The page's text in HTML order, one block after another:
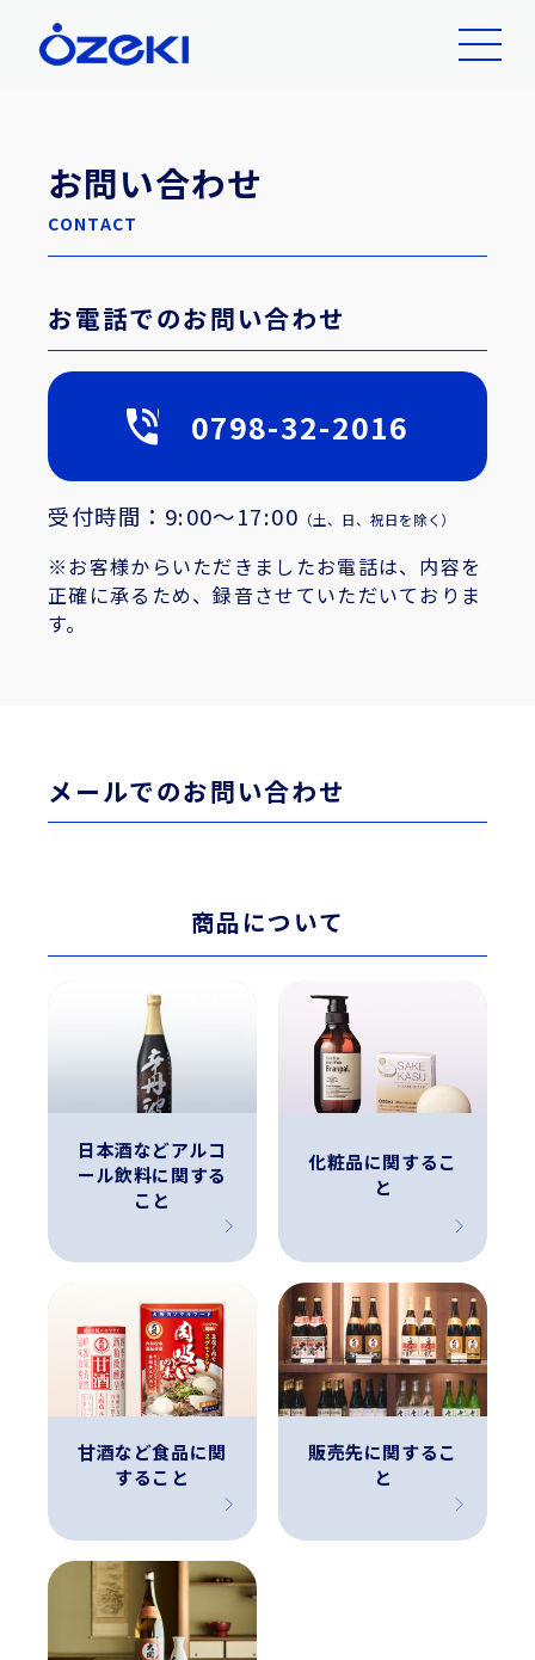
お問い合わせ
CONTACT
お電話でのお問い合わせ
0798-32-2016
受付時間： 9:00～17:00 （土、日、祝日を除く）
※お客様からいただきましたお電話は、内容を
正確に承るため、録音させていただいておりま
す。
メールでのお問い合わせ
商品について
日本酒などアルコ
ール飲料に関する
こと
化粧品に関するこ
と
甘酒など食品に関
すること
販売先に関するこ
と